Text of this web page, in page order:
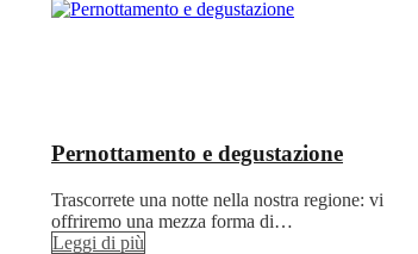
Pernottamento e degustazione
Trascorrete una notte nella nostra regione: vi
offriremo una mezza forma di…
Leggi di più